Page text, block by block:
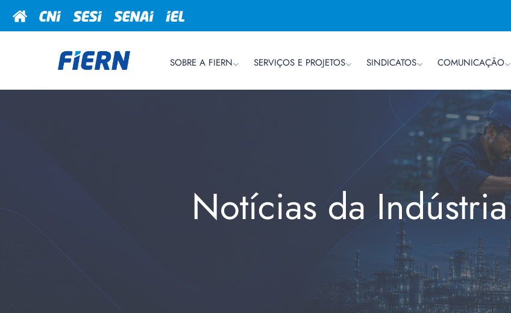
SOBRE A FIERN SERVIÇOS E PROJETOS SINDICATOS COMUNICAÇÃO
Notícias da